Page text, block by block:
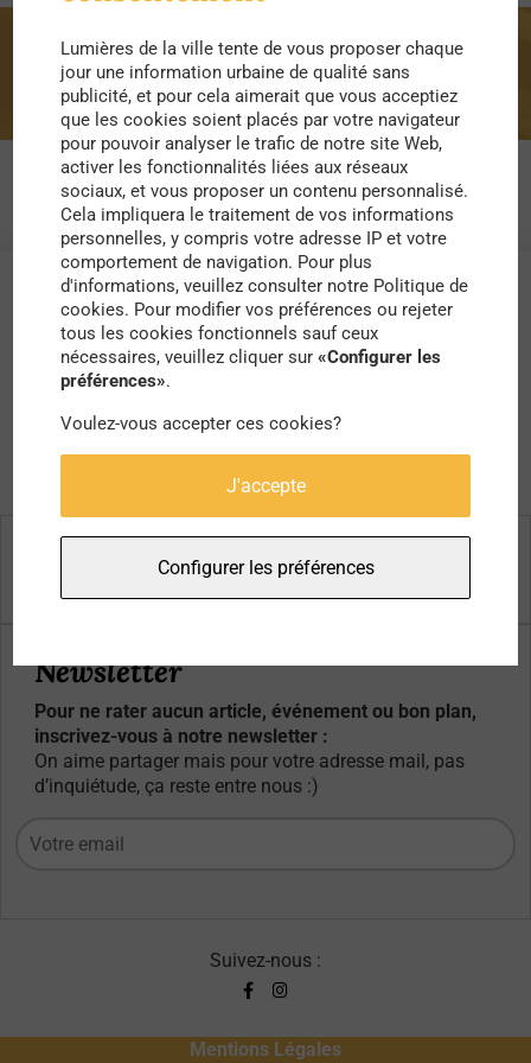
éducatif
Newsletter
Pour ne rater aucun article, événement ou bon plan,
inscrivez-vous à notre newsletter :
On aime partager mais pour votre adresse mail, pas
d’inquiétude, ça reste entre nous :)
Suivez-nous :
Mentions Légales
Lumières de la ville tente de vous proposer chaque
jour une information urbaine de qualité sans
publicité, et pour cela aimerait que vous acceptiez
que les cookies soient placés par votre navigateur
pour pouvoir analyser le trafic de notre site Web,
activer les fonctionnalités liées aux réseaux
sociaux, et vous proposer un contenu personnalisé.
Cela impliquera le traitement de vos informations
personnelles, y compris votre adresse IP et votre
comportement de navigation. Pour plus
d'informations, veuillez consulter notre Politique de
cookies. Pour modifier vos préférences ou rejeter
tous les cookies fonctionnels sauf ceux
nécessaires, veuillez cliquer sur«Configurer les
préférences».
Voulez-vous accepter ces cookies?
J'accepte
Configurer les préférences